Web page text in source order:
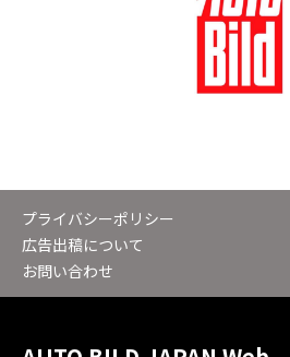
プライバシーポリシー
広告出稿について
お問い合わせ